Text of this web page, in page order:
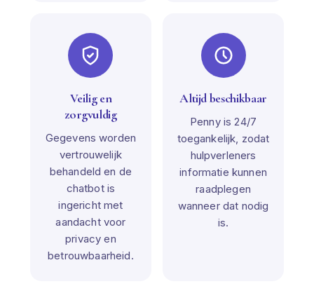
Veilig en
zorgvuldig
Gegevens worden
vertrouwelijk
behandeld en de
chatbot is
ingericht met
aandacht voor
privacy en
betrouwbaarheid.
Altijd beschikbaar
Penny is 24/7
toegankelijk, zodat
hulpverleners
informatie kunnen
raadplegen
wanneer dat nodig
is.